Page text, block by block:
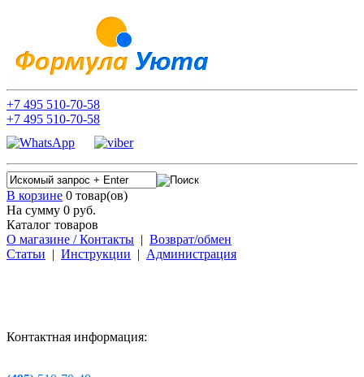
+7 495 510-70-58
+7 495 510-70-58
В корзине 0 товар(ов)
На сумму 0 руб.
Каталог товаров
О магазине / Контакты | Возврат/обмен
Статьи | Инструкции | Администрация
Контактная информация: